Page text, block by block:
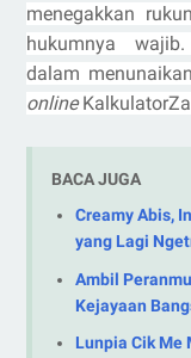
menegakkan
hukumnya
dalam
online
BACA JUGA
Creamy Abis,
yang Lagi
Ambil
Kejayaan
Lunpia Cik Me